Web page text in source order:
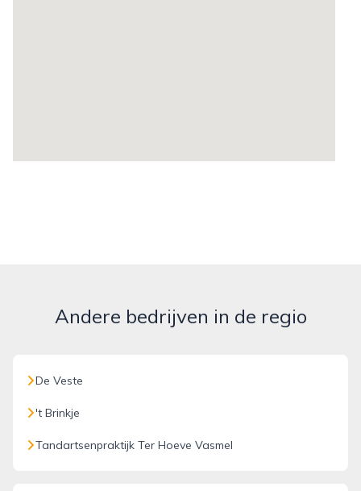
Andere bedrijven in de regio
De Veste
't Brinkje
Tandartsenpraktijk Ter Hoeve Vasmel